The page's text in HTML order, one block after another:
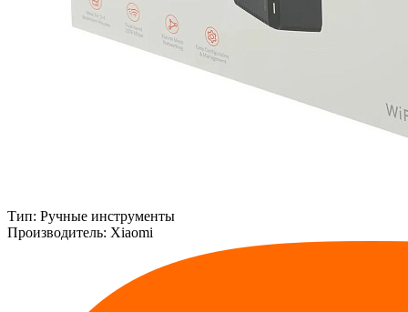
Тип: Ручные инструменты
Производитель: Xiaomi